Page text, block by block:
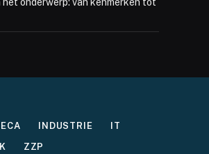
INDUSTRIE
IT
ZZP